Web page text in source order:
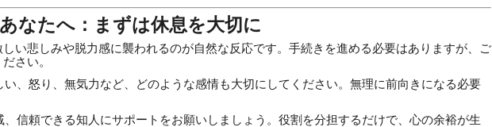
なたへ：まずは休息を大切に
い悲しみや脱力感に襲われるのが自然な反応です。手続きを進める必要はありますが、ご
さい。
い、怒り、無気力など、どのような感情も大切にしてください。無理に前向きになる必要
、信頼できる知人にサポートをお願いしましょう。役割を分担するだけで、心の余裕が生